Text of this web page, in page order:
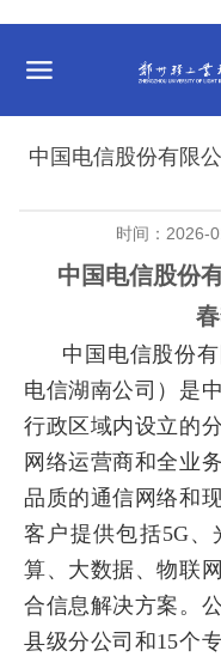
中国电信股份有限
时间：2026-
中国电信股份
中国电信股份
电信湖南公司）是
行政区域内设立的
网络运营商和全业
品质的通信网络和
客户提供包括5G
算、大数据、物联
合信息解决方案。
县级分公司和15个